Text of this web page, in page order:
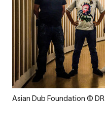
Legende
Asian Dub Foundation © DR